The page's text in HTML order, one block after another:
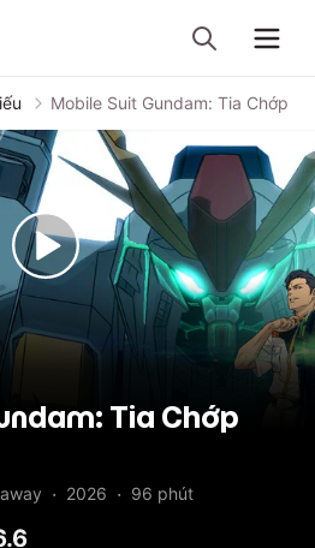
Mobile Suit Gundam: Tia Chớp
Tia Chớp
· 2026 · 96 phút